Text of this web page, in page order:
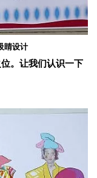
睛设计
。让我们认识一下